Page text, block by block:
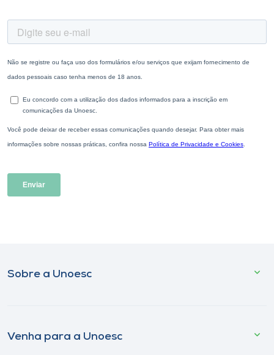
Sobre a Unoesc
Venha para a Unoesc